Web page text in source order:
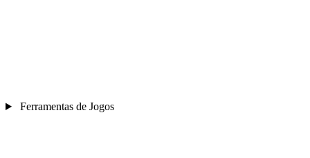
Ferramentas de Jogos